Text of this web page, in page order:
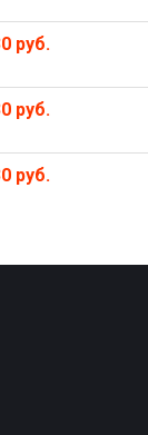
руб.
руб.
руб.